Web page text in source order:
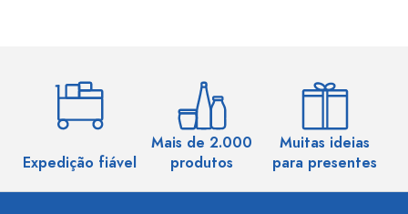
Expedição fiável
Mais de 2.000
produtos
Muitas ideias
para presentes